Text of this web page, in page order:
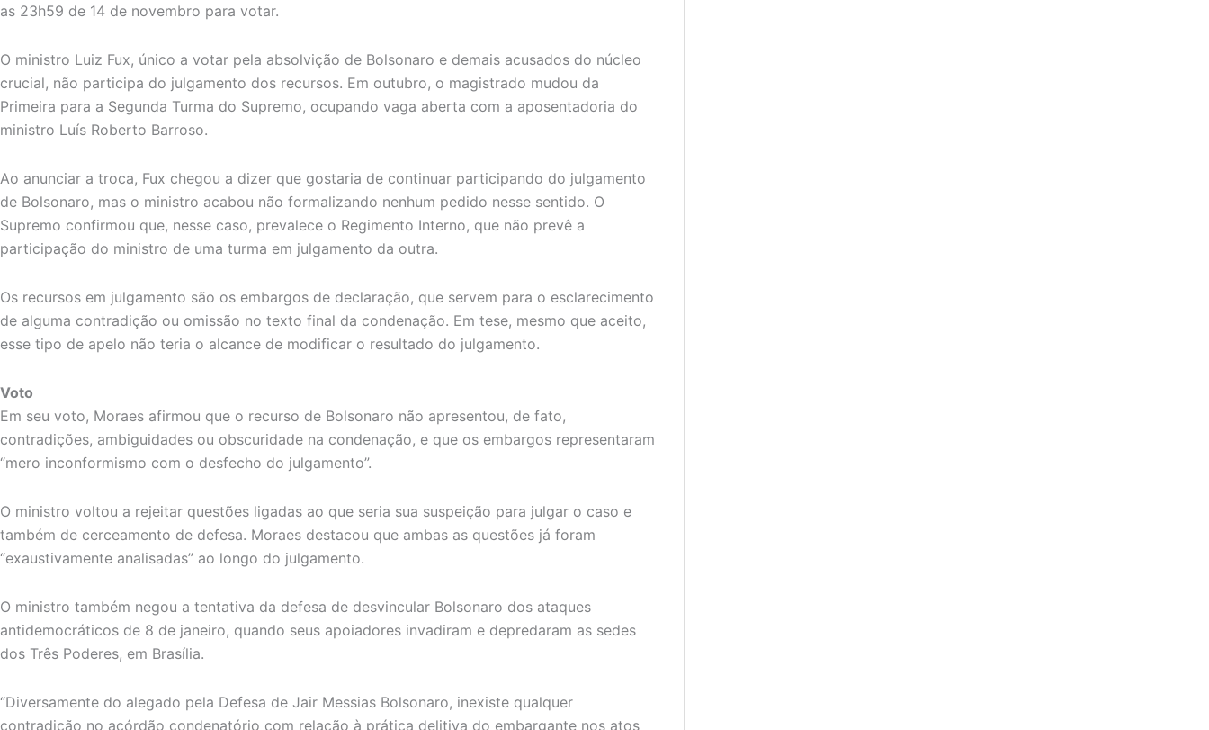
as 23h59 de 14 de novembro para votar.
O ministro Luiz Fux, único a votar pela absolvição de Bolsonaro e demais acusados do núcleo
crucial, não participa do julgamento dos recursos. Em outubro, o magistrado mudou da
Primeira para a Segunda Turma do Supremo, ocupando vaga aberta com a aposentadoria do
ministro Luís Roberto Barroso.
Ao anunciar a troca, Fux chegou a dizer que gostaria de continuar participando do julgamento
de Bolsonaro, mas o ministro acabou não formalizando nenhum pedido nesse sentido. O
Supremo confirmou que, nesse caso, prevalece o Regimento Interno, que não prevê a
participação do ministro de uma turma em julgamento da outra.
Os recursos em julgamento são os embargos de declaração, que servem para o esclarecimento
de alguma contradição ou omissão no texto final da condenação. Em tese, mesmo que aceito,
esse tipo de apelo não teria o alcance de modificar o resultado do julgamento.
Voto
Em seu voto, Moraes afirmou que o recurso de Bolsonaro não apresentou, de fato,
contradições, ambiguidades ou obscuridade na condenação, e que os embargos representaram
“mero inconformismo com o desfecho do julgamento”.
O ministro voltou a rejeitar questões ligadas ao que seria sua suspeição para julgar o caso e
também de cerceamento de defesa. Moraes destacou que ambas as questões já foram
“exaustivamente analisadas” ao longo do julgamento.
O ministro também negou a tentativa da defesa de desvincular Bolsonaro dos ataques
antidemocráticos de 8 de janeiro, quando seus apoiadores invadiram e depredaram as sedes
dos Três Poderes, em Brasília.
“Diversamente do alegado pela Defesa de Jair Messias Bolsonaro, inexiste qualquer
contradição no acórdão condenatório com relação à prática delitiva do embargante nos atos